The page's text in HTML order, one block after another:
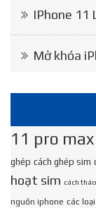
IPhone 11
Mở khóa
11 pro max
ghép cách ghép sim
hoạt sim cách
nguồn iphone các